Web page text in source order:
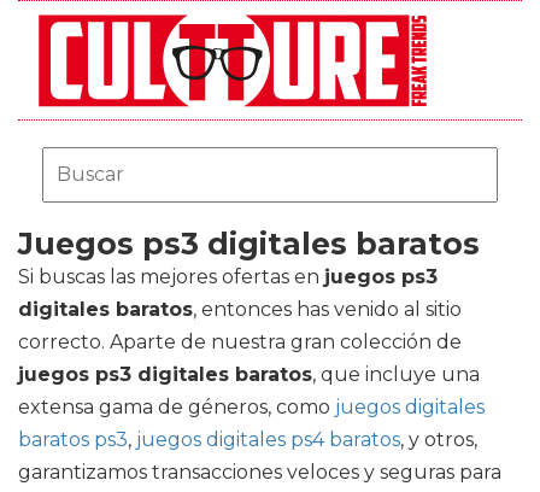
Juegos ps3 digitales baratos
Si buscas las mejores ofertas en juegos ps3
digitales baratos, entonces has venido al sitio
correcto. Aparte de nuestra gran colección de
juegos ps3 digitales baratos, que incluye una
extensa gama de géneros, como juegos digitales
baratos ps3, juegos digitales ps4 baratos, y otros,
garantizamos transacciones veloces y seguras para